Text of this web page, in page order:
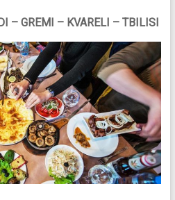
– GREMI – KVARELI – TBILISI